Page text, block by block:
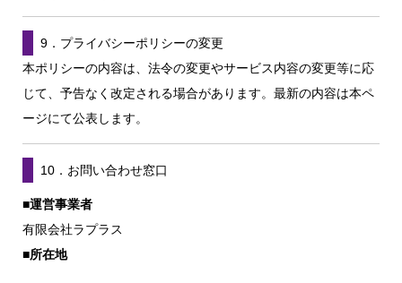
9．プライバシーポリシーの変更
本ポリシーの内容は、法令の変更やサービス内容の変更等に応
じて、予告なく改定される場合があります。最新の内容は本ペ
ージにて公表します。
10．お問い合わせ窓口
■運営事業者
有限会社ラプラス
■所在地